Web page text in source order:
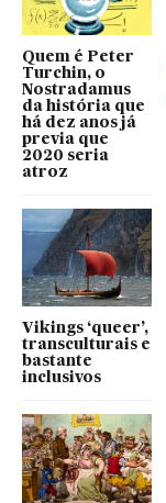
Quem é Peter
Turchin, o
Nostradamus
da história que
há dez anos já
previa que
2020 seria
atroz
Vikings ‘queer’,
transculturais e
bastante
inclusivos